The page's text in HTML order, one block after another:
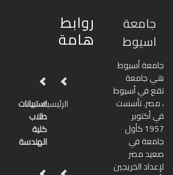
جامعة
اسيوط
جامعة أسيوط
هي جامعة
تقع في أسيوط
، مصر. تأسست
في أكتوبر
1957 كأول
جامعة في
صعيد مصر
لإعداد الخريجين
روابط
هامة
الرئيسيةاستبيانات
طلاب
كلية
الهندسة